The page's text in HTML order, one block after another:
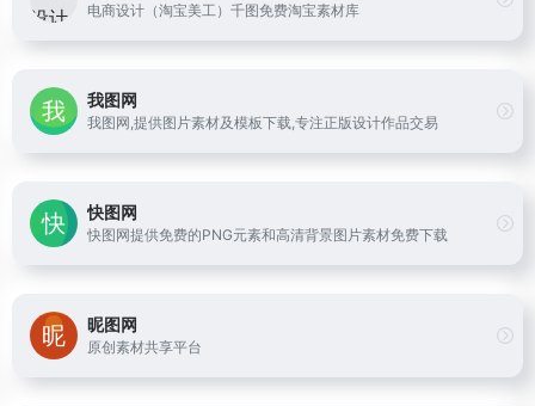
电商设计（淘宝美工）千图免费淘宝素材库
我图网
我图网,提供图片素材及模板下载,专注正版设计作品交易
快图网
快图网提供免费的PNG元素和高清背景图片素材免费下载
昵图网
原创素材共享平台